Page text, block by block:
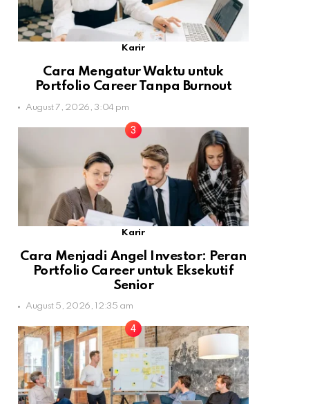
Karir
Cara Mengatur Waktu untuk
Portfolio Career Tanpa Burnout
August 7, 2026, 3:04 pm
Karir
Cara Menjadi Angel Investor: Peran
Portfolio Career untuk Eksekutif
Senior
August 5, 2026, 12:35 am